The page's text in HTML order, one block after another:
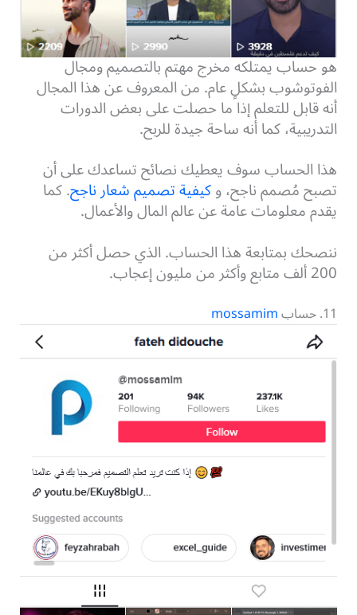
هو حساب يمتلكه مخرج مهتم بالتصميم ومجال
الفوتوشوب بشكلٍ عام. من المعروف عن هذا المجال
أنه قابل للتعلم إذا ما حصلت على بعض الدورات
التدريبية، كما أنه ساحة جيدة للربح.
هذا الحساب سوف يعطيك نصائح تساعدك على أن
تصبح مُصمم ناجح، وكيفية تصميم شعار ناجح. كما
يقدم معلومات عامة عن عالم المال والأعمال.
ننصحك بمتابعة هذا الحساب. الذي حصل أكثر من
200 ألف متابع وأكثر من مليون إعجاب.
11. حساب mossamim